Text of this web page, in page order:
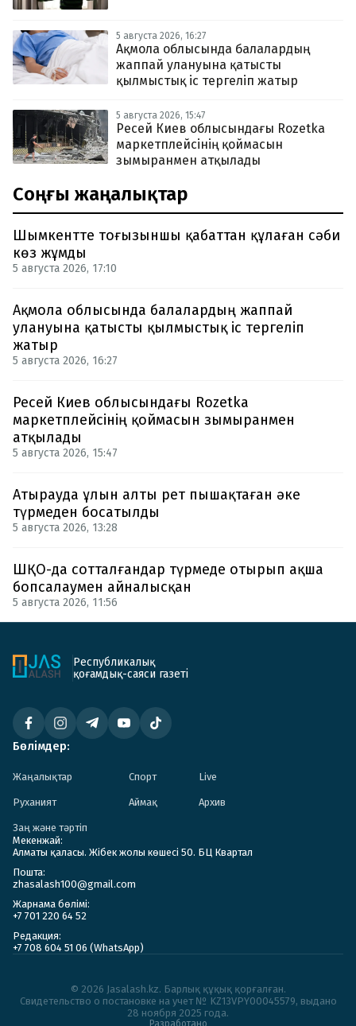
5 августа 2026, 16:27
Ақмола облысында балалардың
жаппай улануына қатысты
қылмыстық іс тергеліп жатыр
5 августа 2026, 15:47
Ресей Киев облысындағы Rozetka
маркетплейсінің қоймасын
зымыранмен атқылады
Соңғы жаңалықтар
Шымкентте тоғызыншы қабаттан құлаған сәби
көз жұмды
5 августа 2026, 17:10
Ақмола облысында балалардың жаппай
улануына қатысты қылмыстық іс тергеліп
жатыр
5 августа 2026, 16:27
Ресей Киев облысындағы Rozetka
маркетплейсінің қоймасын зымыранмен
атқылады
5 августа 2026, 15:47
Атырауда ұлын алты рет пышақтаған әке
түрмеден босатылды
5 августа 2026, 13:28
ШҚО-да сотталғандар түрмеде отырып ақша
бопсалаумен айналысқан
5 августа 2026, 11:56
Республикалық
қоғамдық-саяси газеті
Бөлімдер:
Жаңалықтар Спорт Live
Руханият Аймақ Архив
Заң және тәртіп
Мекенжай:
Алматы қаласы. Жібек жолы көшесі 50. БЦ Квартал
Пошта:
zhasalash100@gmail.com
Жарнама бөлімі:
+7 701 220 64 52
Редакция:
+7 708 604 51 06 (WhatsApp)
© 2026 Jasalash.kz. Барлық құқық қорғалған.
Cвидетельство о постановке на учет № KZ13VPY00045579, выдано
28 ноября 2025 года.